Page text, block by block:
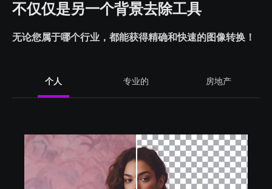
不仅仅是另一个背景去除工具
无论您属于哪个行业，都能获得精确和快速的图像转换！
个人 专业的 房地产